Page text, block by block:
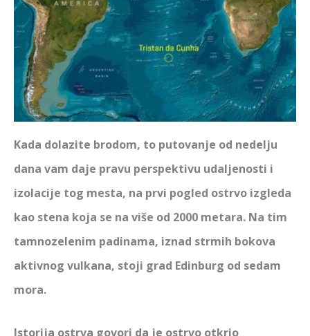
Kada dolazite brodom, to putovanje od nedelju
dana vam daje pravu perspektivu udaljenosti i
izolacije tog mesta, na prvi pogled ostrvo izgleda
kao stena koja se na više od 2000 metara. Na tim
tamnozelenim padinama, iznad strmih bokova
aktivnog vulkana, stoji grad Edinburg od sedam
mora.
Istorija ostrva govori da je ostrvo otkrio